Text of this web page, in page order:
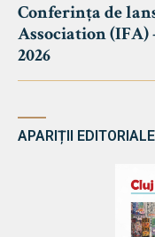
Conferința de
Association (IFA)
2026
APARIȚII